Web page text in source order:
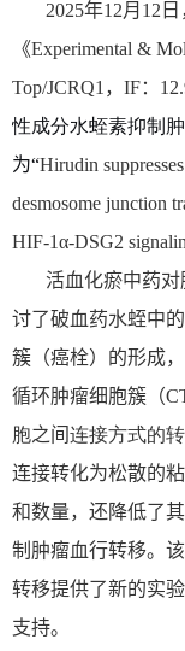
2025年12月 12
《Experimental &
Top/JCRQ1 ， IF：
性成分水蛭素抑制
为“Hirudin
desmosome junction
HIF-1α-DSG2
活血化瘀中药
讨了破血药水蛭中
簇（癌栓）的形成
循环肿瘤细胞簇（
胞之间连接方式的
连接转化为松散的
和数量，还降低了
制肿瘤血行转移。
转移提供了新的实
支持。